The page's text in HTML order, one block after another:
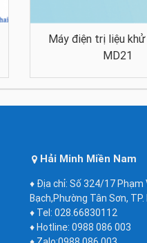
Máy điện trị liệu
MD21
Hải Minh Miền Nam
♦ Địa chỉ: Số 324/17 Phạm
Bạch,Phường Tân Sơn, TP.
♦ Tel: 028.66830112
♦ Hotline: 0988 086 003